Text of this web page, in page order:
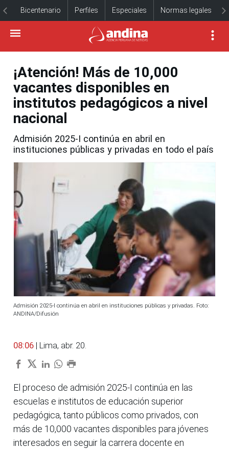
Bicentenario Perfiles Especiales Normas legales
¡Atención! Más de 10,000
vacantes disponibles en
institutos pedagógicos a nivel
nacional
Admisión 2025-I continúa en abril en
instituciones públicas y privadas en todo el país
Admisión 2025-I continúa en abril en instituciones públicas y privadas. Foto:
ANDINA/Difusión
08:06 | Lima, abr. 20.
El proceso de admisión 2025-I continúa en las
escuelas e institutos de educación superior
pedagógica, tanto públicos como privados, con
más de 10,000 vacantes disponibles para jóvenes
interesados en seguir la carrera docente en